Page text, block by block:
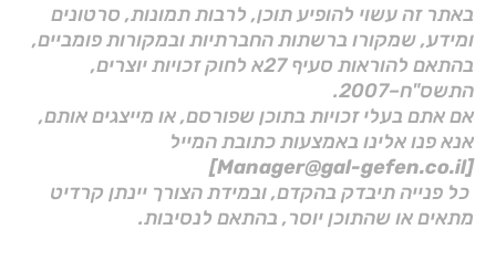
באתר זה עשוי להופיע תוכן, לרבות תמונות, סרטונים
ומידע, שמקורו ברשתות החברתיות ובמקורות פומביים,
בהתאם להוראות סעיף 27א לחוק זכויות יוצרים,
התשס"ח–2007.
אם אתם בעלי זכויות בתוכן שפורסם, או מייצגים אותם,
אנא פנו אלינו באמצעות כתובת המייל
[Manager@gal-gefen.co.il]
כל פנייה תיבדק בהקדם, ובמידת הצורך יינתן קרדיט
מתאים או שהתוכן יוסר, בהתאם לנסיבות.